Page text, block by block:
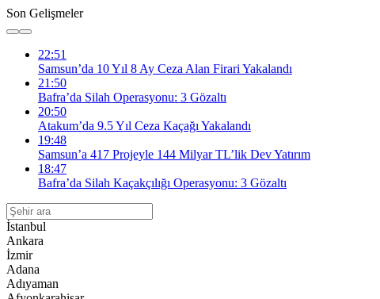
Son Gelişmeler
22:51
Samsun’da 10 Yıl 8 Ay Ceza Alan Firari Yakalandı
21:50
Bafra’da Silah Operasyonu: 3 Gözaltı
20:50
Atakum’da 9.5 Yıl Ceza Kaçağı Yakalandı
19:48
Samsun’a 417 Projeyle 144 Milyar TL’lik Dev Yatırım
18:47
Bafra’da Silah Kaçakçılığı Operasyonu: 3 Gözaltı
İstanbul
Ankara
İzmir
Adana
Adıyaman